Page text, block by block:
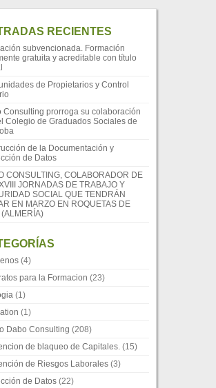
RECIENTES
subvencionada. Formación
gratuita y acreditable con título
de Propietarios y Control
Consulting prorroga su colaboración
Colegio de Graduados Sociales de
de la Documentación y
de Datos
CONSULTING, COLABORADOR DE
JORNADAS DE TRABAJO Y
SOCIAL QUE TENDRÁN
EN MARZO EN ROQUETAS DE
(ALMERÍA)
(4)
para la Formacion (23)
(1)
(1)
Dabo Consulting (208)
de blaqueo de Capitales. (15)
de Riesgos Laborales (3)
de Datos (22)